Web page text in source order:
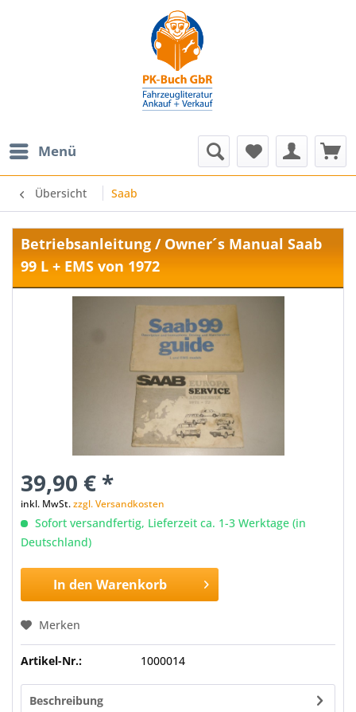
Menü
Übersicht Saab
Betriebsanleitung / Owner´s Manual Saab
99 L + EMS von 1972
39,90 € *
inkl. MwSt.zzgl. Versandkosten
Sofort versandfertig, Lieferzeit ca. 1-3 Werktage (in
Deutschland)
In den Warenkorb
Merken
Artikel-Nr.: 1000014
Beschreibung